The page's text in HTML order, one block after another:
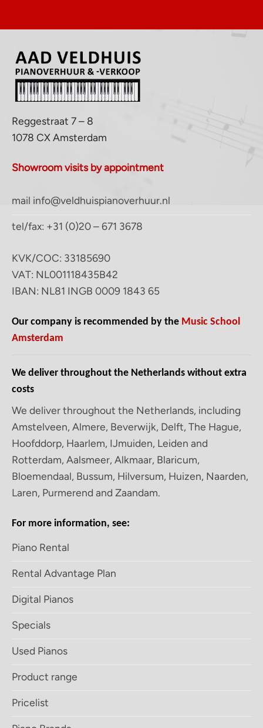
Reggestraat 7 – 8
1078 CX Amsterdam
Showroom visits by appointment
mail info@veldhuispianoverhuur.nl
tel/fax: +31 (0)20 – 671 3678
KVK/COC: 33185690
VAT: NL001118435B42
IBAN: NL81 INGB 0009 1843 65
Our company is recommended by the Music School
Amsterdam
We deliver throughout the Netherlands without extra
costs
We deliver throughout the Netherlands, including
Amstelveen, Almere, Beverwijk, Delft, The Hague,
Hoofddorp, Haarlem, IJmuiden, Leiden and
Rotterdam, Aalsmeer, Alkmaar, Blaricum,
Bloemendaal, Bussum, Hilversum, Huizen, Naarden,
Laren, Purmerend and Zaandam.
For more information, see:
Piano Rental
Rental Advantage Plan
Digital Pianos
Specials
Used Pianos
Product range
Pricelist